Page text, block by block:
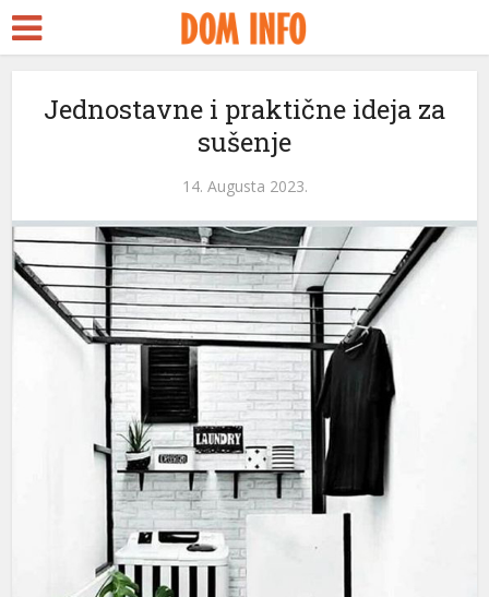
Jednostavne i praktične ideja za
sušenje
14. Augusta 2023.